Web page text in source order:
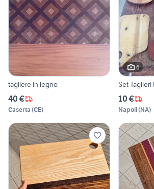
tagliere in legno
40 €
Caserta (CE)
6
Set
10 €
Napoli(NA)